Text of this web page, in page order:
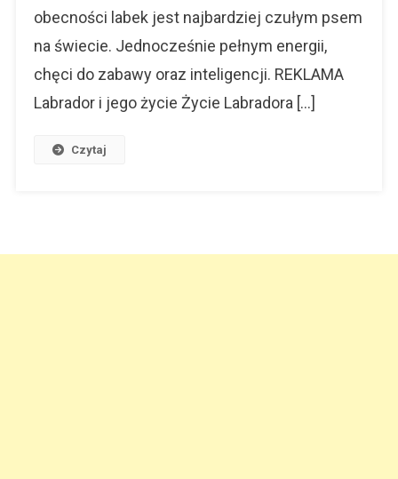
obecności labek jest najbardziej czułym psem
na świecie. Jednocześnie pełnym energii,
chęci do zabawy oraz inteligencji. REKLAMA
Labrador i jego życie Życie Labradora […]
Czytaj